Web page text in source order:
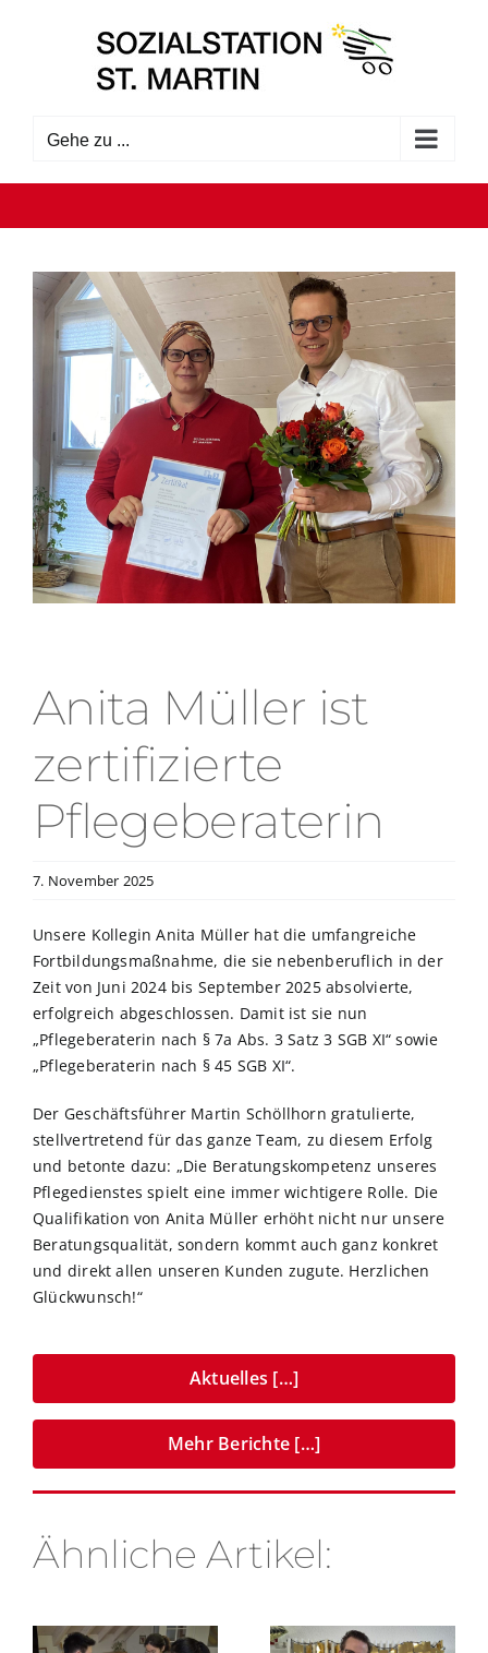
Gehe zu ...
Anita Müller ist
zertifizierte
Pflegeberaterin
7. November 2025
Unsere Kollegin Anita Müller hat die umfangreiche
Fortbildungsmaßnahme, die sie nebenberuflich in der
Zeit von Juni 2024 bis September 2025 absolvierte,
erfolgreich abgeschlossen. Damit ist sie nun
„Pflegeberaterin nach § 7a Abs. 3 Satz 3 SGB XI“ sowie
„Pflegeberaterin nach § 45 SGB XI“.
Der Geschäftsführer Martin Schöllhorn gratulierte,
stellvertretend für das ganze Team, zu diesem Erfolg
und betonte dazu: „Die Beratungskompetenz unseres
Pflegedienstes spielt eine immer wichtigere Rolle. Die
Qualifikation von Anita Müller erhöht nicht nur unsere
Beratungsqualität, sondern kommt auch ganz konkret
und direkt allen unseren Kunden zugute. Herzlichen
Glückwunsch!“
Aktuelles […]
Mehr Berichte […]
Ähnliche Artikel: